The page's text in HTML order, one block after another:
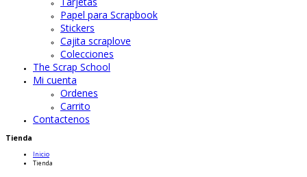
Papel para Scrapbook
Stickers
Cajita scraplove
Colecciones
The Scrap School
Mi cuenta
Ordenes
Carrito
Contactenos
Tienda
Inicio
Tienda